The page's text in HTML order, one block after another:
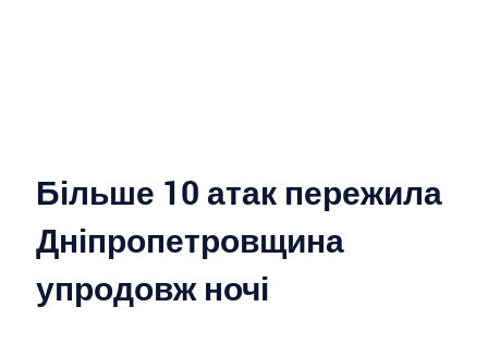
Більше 10 атак пережила
Дніпропетровщина
упродовж ночі